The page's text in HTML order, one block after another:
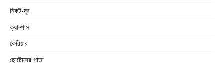
নিকট-দূর
ক্যাম্পাস
কেরিয়ার
ছোটোদের পাতা